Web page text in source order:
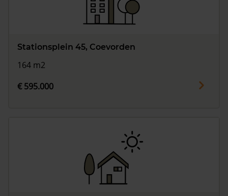
Stationsplein 45, Coevorden
164 m2
€ 595.000